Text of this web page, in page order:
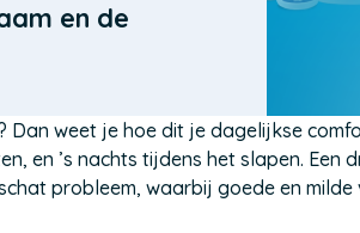
en de
Dan weet je hoe dit je dagelijkse
en ’s nachts tijdens het slapen. Een
probleem, waarbij goede en milde